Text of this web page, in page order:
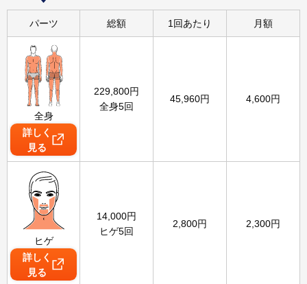
パーツ 総額 1回あたり 月額
全身
詳しく
見る
229,800円
全身5回
45,960円 4,600円
ヒゲ
詳しく
見る
14,000円
ヒゲ5回
2,800円 2,300円